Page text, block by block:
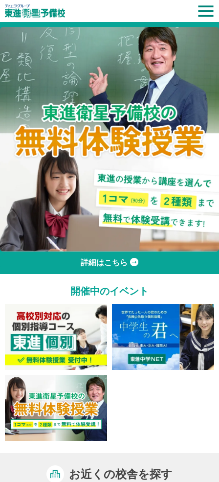
詳細はこちら
開催中のイベント
お近くの校舎を探す